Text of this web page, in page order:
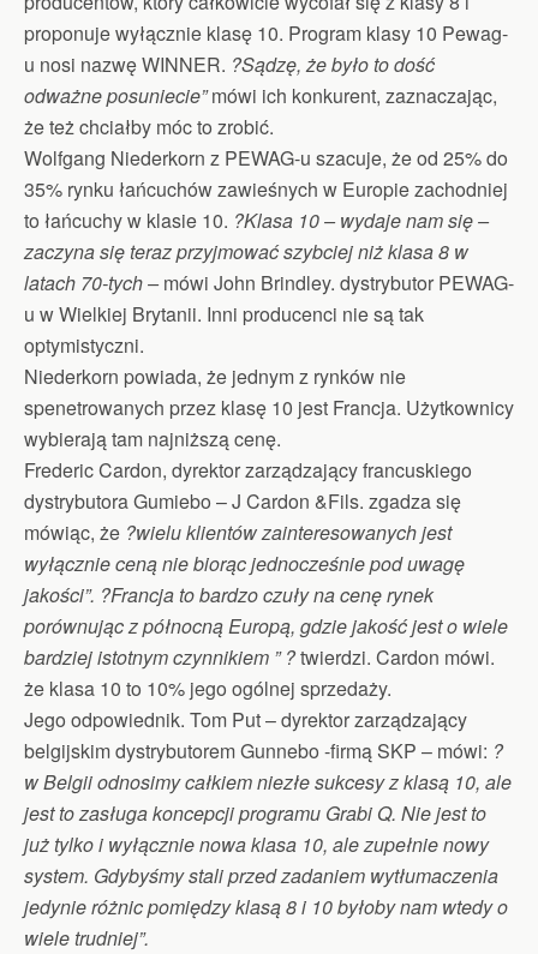
proponuje wyłącznie klasę 10. Program klasy 10 Pewag-
u nosi nazwę WINNER. ?Sądzę, że było to dość
odważne posuniecie”mówi ich konkurent, zaznaczając,
że też chciałby móc to zrobić.
Wolfgang Niederkorn z PEWAG-u szacuje, że od 25% do
35% rynku łańcuchów zawieśnych w Europie zachodniej
to łańcuchy w klasie 10. ?Klasa 10 – wydaje nam się –
zaczyna się teraz przyjmować szybciej niż klasa 8 w
latach 70-tych –mówi John Brindley. dystrybutor PEWAG-
u w Wielkiej Brytanii. Inni producenci nie są tak
optymistyczni.
Niederkorn powiada, że jednym z rynków nie
spenetrowanych przez klasę 10 jest Francja. Użytkownicy
wybierają tam najniższą cenę.
Frederic Cardon, dyrektor zarządzający francuskiego
dystrybutora Gumiebo – J Cardon &Fils. zgadza się
mówiąc, że ?wielu klientów zainteresowanych jest
wyłącznie ceną nie biorąc jednocześnie pod uwagę
jakości”. ?Francja to bardzo czuły na cenę rynek
porównując z północną Europą, gdzie jakość jest o wiele
bardziej istotnym czynnikiem ” ?twierdzi. Cardon mówi.
że klasa 10 to 10% jego ogólnej sprzedaży.
Jego odpowiednik. Tom Put – dyrektor zarządzający
belgijskim dystrybutorem Gunnebo -firmą SKP – mówi: ?
w Belgii odnosimy całkiem niezłe sukcesy z klasą 10, ale
jest to zasługa koncepcji programu Grabi Q. Nie jest to
już tylko i wyłącznie nowa klasa 10, ale zupełnie nowy
system. Gdybyśmy stali przed zadaniem wytłumaczenia
jedynie różnic pomiędzy klasą 8 i 10 byłoby nam wtedy o
wiele trudniej”.